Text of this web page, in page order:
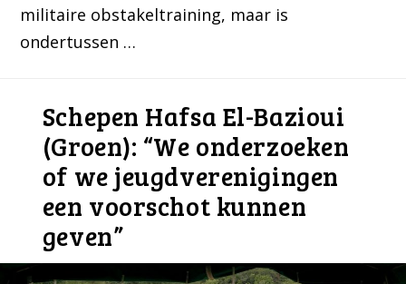
militaire obstakeltraining, maar is
ondertussen …
Schepen Hafsa El-Bazioui
(Groen): “We onderzoeken
of we jeugdverenigingen
een voorschot kunnen
geven”